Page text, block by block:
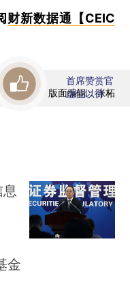
财新数据通【CEIC
版面编辑：张柘
首席赞赏官
虚位以待
金